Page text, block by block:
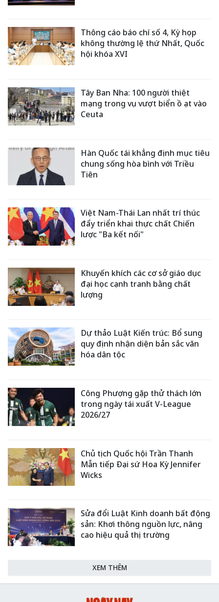
Thông cáo báo chí số 4, Kỳ họp
không thường lệ thứ Nhất, Quốc
hội khóa XVI
Tây Ban Nha: 100 người thiệt
mạng trong vụ vượt biển ồ ạt vào
Ceuta
Hàn Quốc tái khẳng định mục tiêu
chung sống hòa bình với Triều
Tiên
Việt Nam-Thái Lan nhất trí thúc
đẩy triển khai thực chất Chiến
lược "Ba kết nối"
Khuyến khích các cơ sở giáo dục
đại học cạnh tranh bằng chất
lượng
Dự thảo Luật Kiến trúc: Bổ sung
quy định nhận diện bản sắc văn
hóa dân tộc
Công Phượng gặp thử thách lớn
trong ngày tái xuất V-League
2026/27
Chủ tịch Quốc hội Trần Thanh
Mẫn tiếp Đại sứ Hoa Kỳ Jennifer
Wicks
Sửa đổi Luật Kinh doanh bất động
sản: Khơi thông nguồn lực, nâng
cao hiệu quả thị trường
XEM THÊM